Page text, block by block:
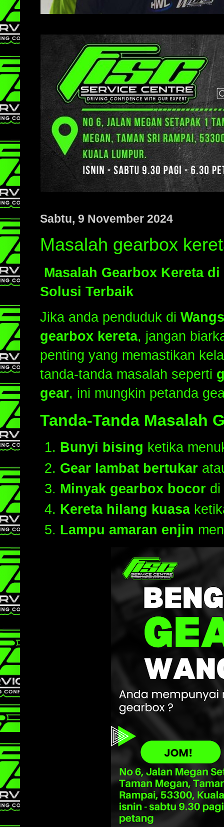
Sabtu, 9 November 2024
Masalah gearbox
Masalah Gearbox Kereta
Solusi Terbaik
Jika anda penduduk di
gearbox kereta, jangan
penting yang memastikan
tanda-tanda masalah seperti
gear, ini mungkin petanda
Tanda-Tanda Masalah
Bunyi bising ketika
Gear lambat bertukar
Minyak gearbox bocor di
Kereta hilang kuasa
Lampu amaran enjin